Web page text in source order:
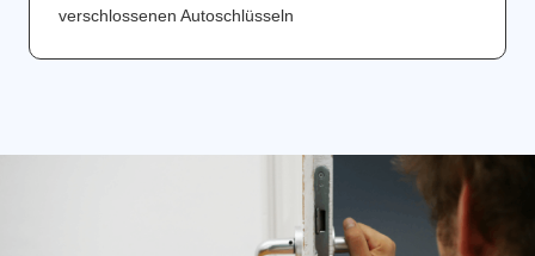
verschlossenen Autoschlüsseln